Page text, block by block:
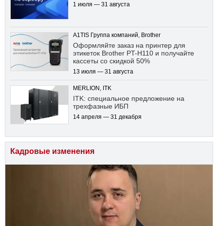
1 июля — 31 августа
A1TIS Группа компаний, Brother
Оформляйте заказ на принтер для
этикеток Brother PT-H110 и получайте
кассеты со скидкой 50%
13 июля — 31 августа
MERLION, ITK
ITK: специальное предложение на
трехфазные ИБП
14 апреля — 31 декабря
Кадровые изменения